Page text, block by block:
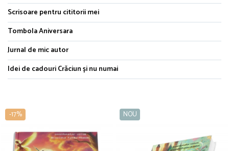
Scrisoare pentru cititorii mei
Tombola Aniversara
Jurnal de mic autor
Idei de cadouri Crăciun și nu numai
-17% NOU